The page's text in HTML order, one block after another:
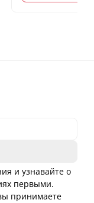
и узнавайте о
первыми.
принимаете